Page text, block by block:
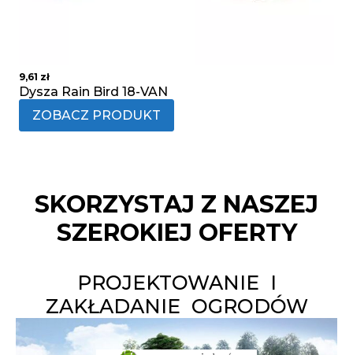
9,61 zł
Dysza Rain Bird 18-VAN
ZOBACZ PRODUKT
SKORZYSTAJ Z NASZEJ
SZEROKIEJ OFERTY
PROJEKTOWANIE I
ZAKŁADANIE OGRODÓW